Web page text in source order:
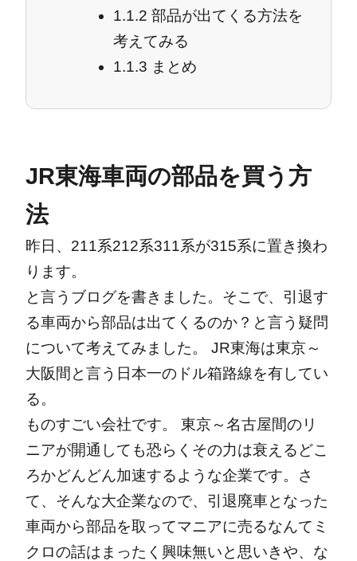
1.1.2 部品が出てくる方法を
考えてみる
1.1.3 まとめ
JR東海車両の部品を買う方
法
昨日、211系212系311系が315系に置き換わ
ります。
と言うブログを書きました。そこで、引退す
る車両から部品は出てくるのか？と言う疑問
について考えてみました。
JR東海は東京～
大阪間と言う日本一のドル箱路線を有してい
る。
ものすごい会社です。
東京～名古屋間のリ
ニアが開通しても恐らくその力は衰えるどこ
ろかどんどん加速するような企業です。さ
て、そんな大企業なので、引退廃車となった
車両から部品を取ってマニアに売るなんてミ
クロの話はまったく興味無いと思いきや、な